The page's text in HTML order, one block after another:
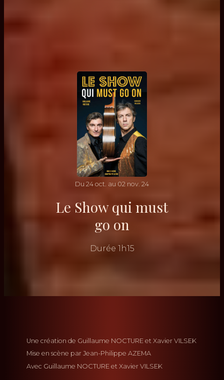
Du 24 oct. au 02 nov. 24
Le Show qui must
go on
Durée 1h15
Une création de Guillaume NOCTURE
Xavier VILSEK
Mise en scène par Jean-Philippe AZEMA
Avec Guillaume NOCTURE Xavier VILSEK